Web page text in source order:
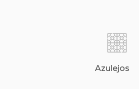
Azulejos